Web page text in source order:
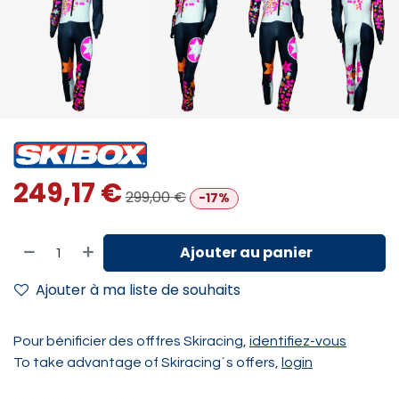
249,17€299,00€ -17%
Ajouter au panier
Ajouter à ma liste de souhaits
Pour bénificier des offfres Skiracing, identifiez-vous
To take advantage of Skiracing´s offers, login